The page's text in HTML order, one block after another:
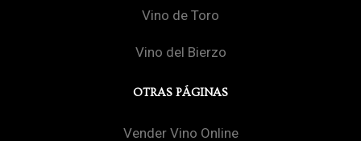
Vino de Toro
Vino del Bierzo
OTRAS PÁGINAS
Vender Vino Online